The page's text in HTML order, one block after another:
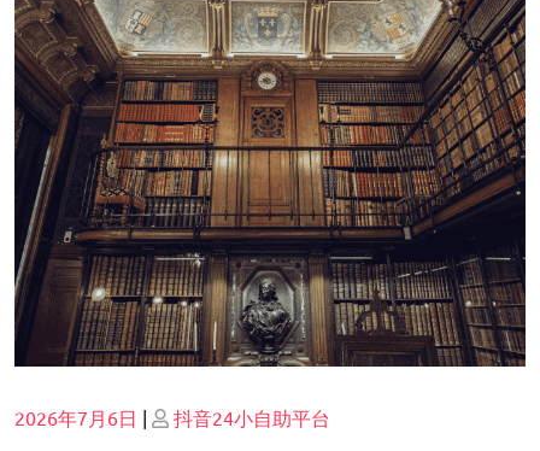
Posted
2026年7月6日 | Posted
抖音24小自助平台